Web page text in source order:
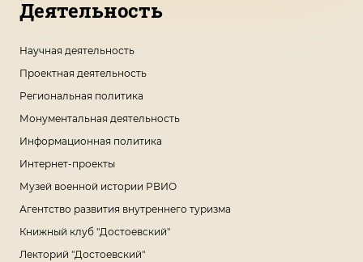
Деятельность
Научная деятельность
Проектная деятельность
Региональная политика
Монументальная деятельность
Информационная политика
Интернет-проекты
Музей военной истории РВИО
Агентство развития внутреннего туризма
Книжный клуб "Достоевский"
Лекторий "Достоевский"